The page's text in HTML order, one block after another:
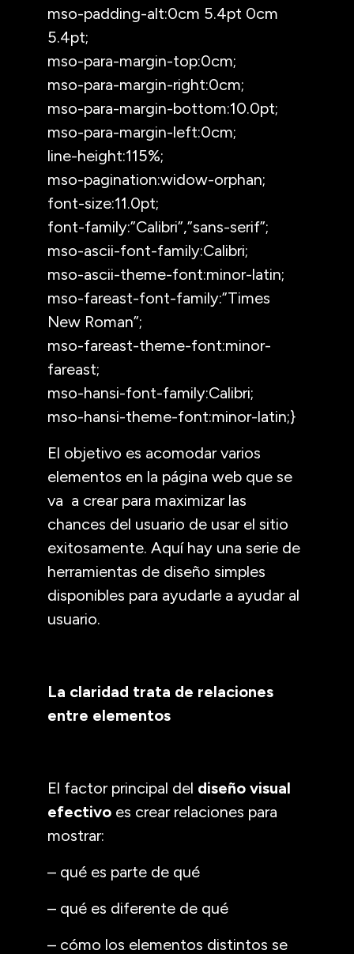
mso-padding-alt:0cm 5.4pt 0cm
5.4pt;
mso-para-margin-top:0cm;
mso-para-margin-right:0cm;
mso-para-margin-bottom:10.0pt;
mso-para-margin-left:0cm;
line-height:115%;
mso-pagination:widow-orphan;
font-size:11.0pt;
font-family:”Calibri”,”sans-serif”;
mso-ascii-font-family:Calibri;
mso-ascii-theme-font:minor-latin;
mso-fareast-font-family:”Times
New Roman”;
mso-fareast-theme-font:minor-
fareast;
mso-hansi-font-family:Calibri;
mso-hansi-theme-font:minor-latin;}
El objetivo es acomodar varios
elementos en la página web que se
va a crear para maximizar las
chances del usuario de usar el sitio
exitosamente. Aquí hay una serie de
herramientas de diseño simples
disponibles para ayudarle a ayudar al
usuario.
La claridad trata de relaciones
entre elementos
El factor principal del diseño visual
efectivo es crear relaciones para
mostrar:
– qué es parte de qué
– qué es diferente de qué
– cómo los elementos distintos se